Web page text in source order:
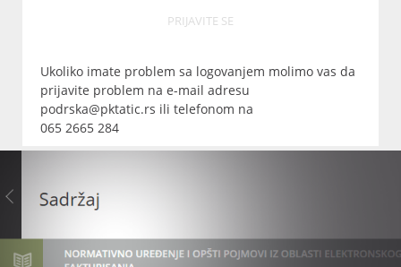
PRIJAVITE SE
Ukoliko imate problem sa logovanjem molimo vas da
prijavite problem na e-mail adresu
podrska@pktatic.rs ili telefonom na
065 2665 284